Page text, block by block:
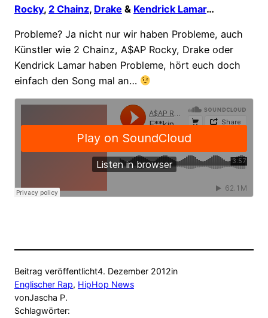
Rocky, 2 Chainz, Drake & Kendrick Lamar…
Probleme? Ja nicht nur wir haben Probleme, auch
Künstler wie 2 Chainz, A$AP Rocky, Drake oder
Kendrick Lamar haben Probleme, hört euch doch
einfach den Song mal an…
Beitrag veröffentlicht4. Dezember 2012in
Englischer Rap, HipHop News
vonJascha P.
Schlagwörter: